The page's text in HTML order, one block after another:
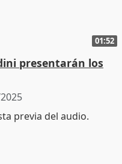
01:52
presentarán los